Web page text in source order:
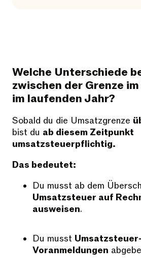
Welche Unterschiede
zwischen der Grenze
im laufenden Jahr?
Sobald du die Umsatzgrenze
bist du ab diesem Zeitpunkt
umsatzsteuerpflichtig.
Das bedeutet:
Du musst ab dem
Umsatzsteuer auf
ausweisen.
Du musst
Voranmeldungen